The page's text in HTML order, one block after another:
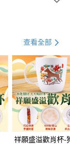
查看全部
祥願盛溢歡肖杯-